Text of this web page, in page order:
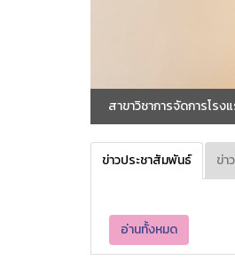
สาขาวิชาการจัดการโร
ข่าวประชาสัมพันธ์ ข่า
อ่านทั้งหมด